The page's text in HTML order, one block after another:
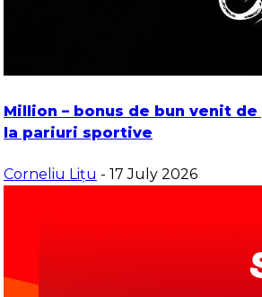
Million – bonus de bun venit de
la pariuri sportive
Corneliu Lițu - 17 July 2026